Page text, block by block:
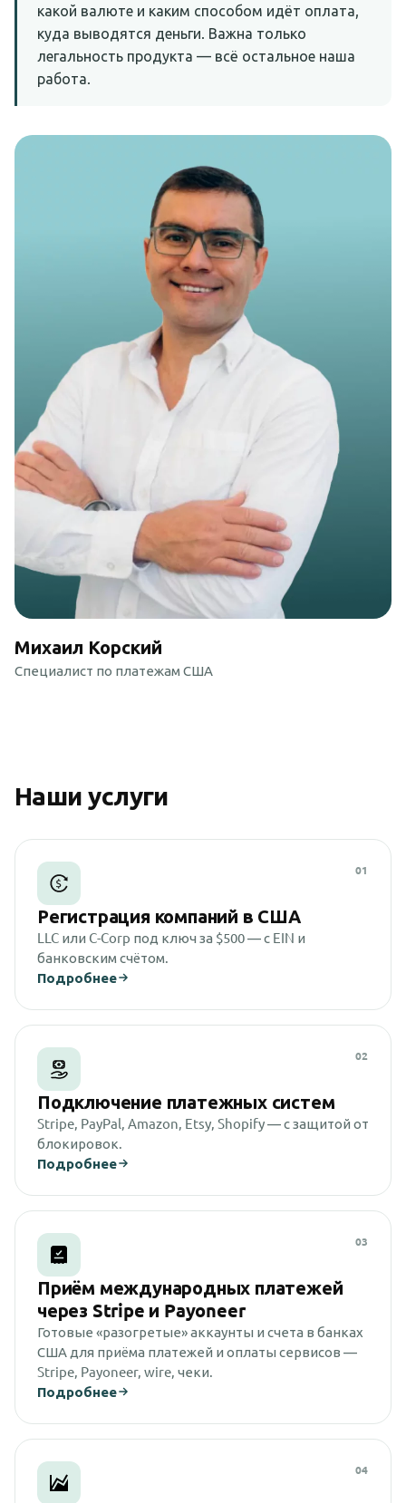
какой валюте и каким способом идёт оплата,
куда выводятся деньги. Важна только
легальность продукта — всё остальное наша
работа.
Михаил Корский
Специалист по платежам США
Наши услуги
01
Регистрация компаний в США
LLC или C-Corp под ключ за $500 — с EIN и
банковским счётом.
Подробнее
02
Подключение платежных систем
Stripe, PayPal, Amazon, Etsy, Shopify — с защитой от
блокировок.
Подробнее
03
Приём международных платежей
через Stripe и Payoneer
Готовые «разогретые» аккаунты и счета в банках
США для приёма платежей и оплаты сервисов —
Stripe, Payoneer, wire, чеки.
Подробнее
04